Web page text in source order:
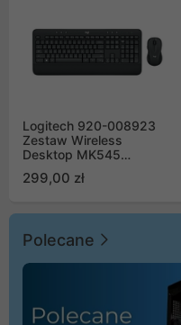
Logitech 920-008923
Zestaw Wireless
Desktop MK545
299,00 zł
Polecane